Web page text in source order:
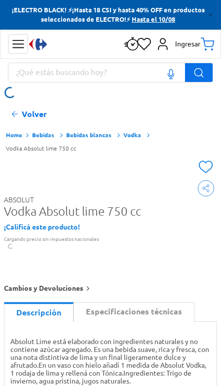
¡ELECTRO BLACK! ⚡¡Hasta 18 CSI y hasta 40% OFF en productos
seleccionados de ELECTRO!⚡ Hasta el 10/08
Ingresar
¿Qué estás buscando hoy?
Volver
Bebidas Bebidas blancas Vodka
Vodka Absolut lime 750 cc
ABSOLUT
Vodka Absolut lime 750 cc
¡Calificá este producto!
Cargando precio sin impuestos nacionales
Cambios y Devoluciones
Descripción Especificaciones técnicas
Absolut Lime está elaborado con ingredientes naturales y no
contiene azúcar agregado. Es una bebida suave, rica y fresca, con
una nota distintiva de lima y un final ligeramente dulce y
afrutado.En un vaso con hielo añadí 1 medida de Absolut Vodka,
1 rodaja de lima y rellená con Tónica.Ingredientes: Trigo de
invierno, agua pristina, jugos naturales.
Términos más buscados
Yerba
Cerveza
Papas Fritas
Términos más buscados
Yerba
Cerveza
Papas Fritas
Doves